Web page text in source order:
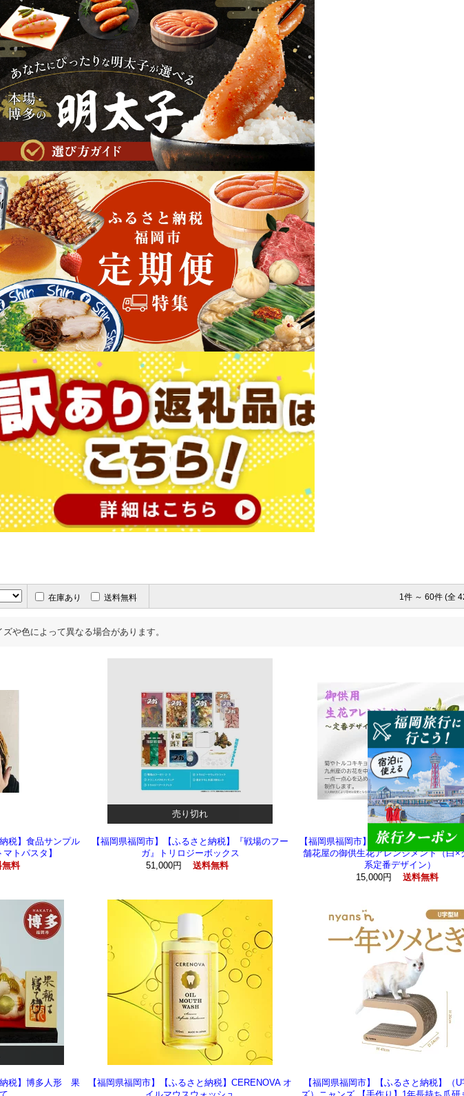
在庫あり 送料無料 1件 ～ 60件 (全
や色によって異なる場合があります。
売り切れ
税】食品サンプル
トパスタ】
無料
【福岡県福岡市】【ふるさと納税】『戦場のフー
ガ』トリロジーボックス
51,000円
送料無料
【福岡県福岡市】【ふるさと納税】
舗花屋の御供生花アレンジメント（白×
系定番デザイン）
15,000円
送料無料
納税】博多人形 果
【福岡県福岡市】【ふるさと納税】CERENOVA オ
【福岡県福岡市】【ふるさと納税】（